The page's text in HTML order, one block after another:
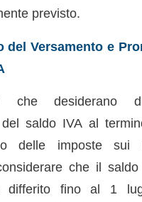
previsto.
del Versamento e
che desiderano
saldo IVA al
delle imposte sui
che il
differito fino al 1